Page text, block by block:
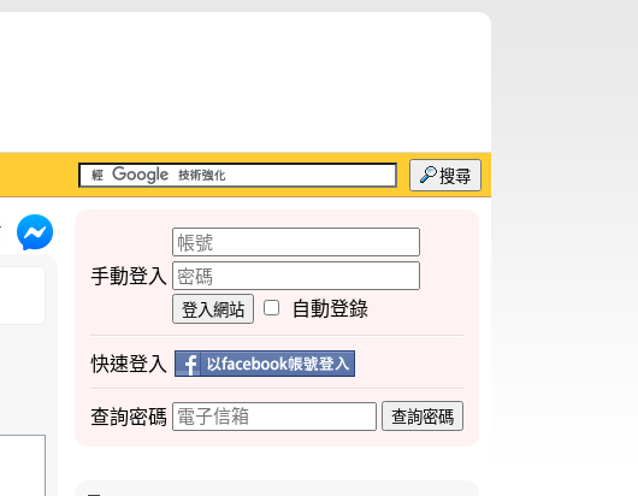
搜尋
手動登入
登入網站 自動登錄
快速登入
查詢密碼 查詢密碼